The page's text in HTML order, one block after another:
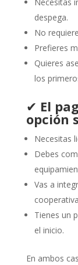
Necesitas
despega.
No
Prefieres
Quieres
los
✔ El
opción
Necesitas
Debes
Vas a
Tienes un
el inicio.
En ambos